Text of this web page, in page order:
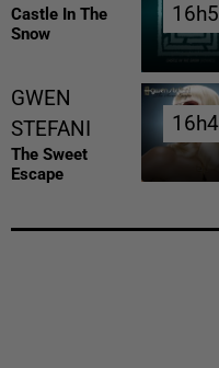
Castle In The
Snow
GWEN
STEFANI
The Sweet
Escape